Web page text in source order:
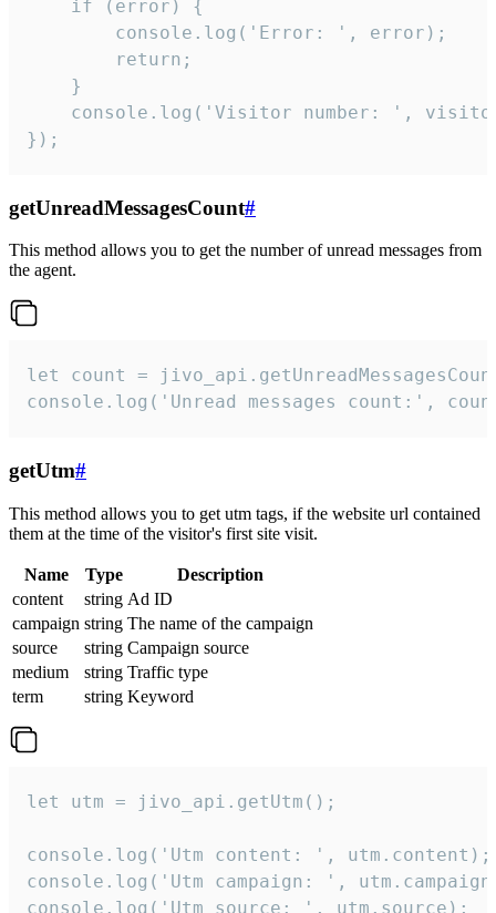
    if (error) {
        console.log('Error: ', error);
        return;
    }
console.log('Visitor number: ',
});
getUnreadMessagesCount#
This method allows you to get the number of unread messages from
the agent.
let count =
console.log('Unread messages count:',
getUtm#
This method allows you to get utm tags, if the website url contained
them at the time of the visitor's first site visit.
Name Type
Description
content
string Ad ID
campaign string The name of the campaign
source
string Campaign source
medium
string Traffic type
term
string Keyword
let utm = jivo_api.getUtm();
console.log('Utm content: ', utm.content);
console.log('Utm campaign: ',
console.log('Utm source: ', utm.source);